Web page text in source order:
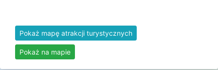
Pokaż mapę atrakcji turystycznych
Pokaż na mapie